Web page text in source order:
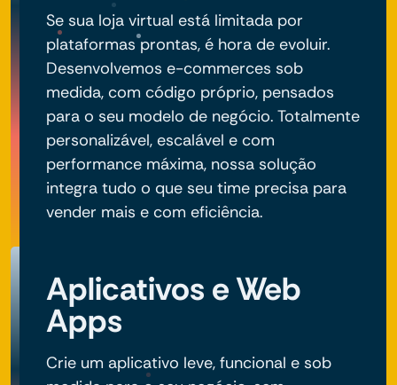
Se sua loja virtual está limitada por
plataformas prontas, é hora de evoluir.
Desenvolvemos e-commerces sob
medida, com código próprio, pensados
para o seu modelo de negócio. Totalmente
personalizável, escalável e com
performance máxima, nossa solução
integra tudo o que seu time precisa para
vender mais e com eficiência.
Aplicativos e Web
Apps
Crie um aplicativo leve, funcional e sob